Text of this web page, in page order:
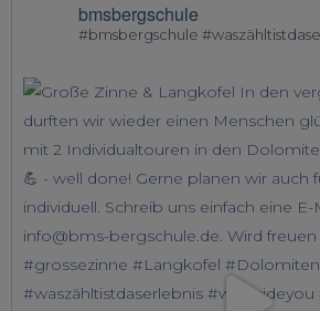
bmsbergschule
#bmsbergschule